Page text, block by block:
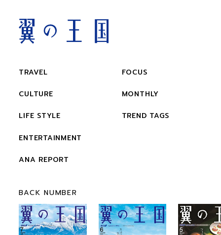
TRAVEL
CULTURE
LIFE STYLE
ENTERTAINMENT
ANA REPORT
FOCUS
MONTHLY
TREND TAGS
BACK NUMBER